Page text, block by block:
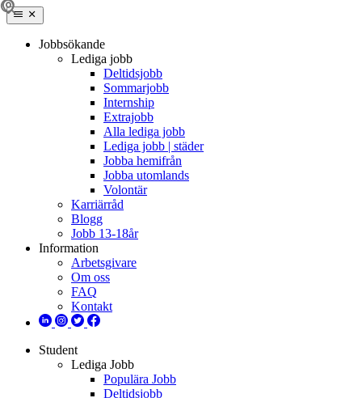
Jobbsökande
Lediga jobb
Deltidsjobb
Sommarjobb
Internship
Extrajobb
Alla lediga jobb
Lediga jobb | städer
Jobba hemifrån
Jobba utomlands
Volontär
Karriärråd
Blogg
Jobb 13-18år
Information
Arbetsgivare
Om oss
FAQ
Kontakt
Student
Lediga Jobb
Populära Jobb
Deltidsjobb